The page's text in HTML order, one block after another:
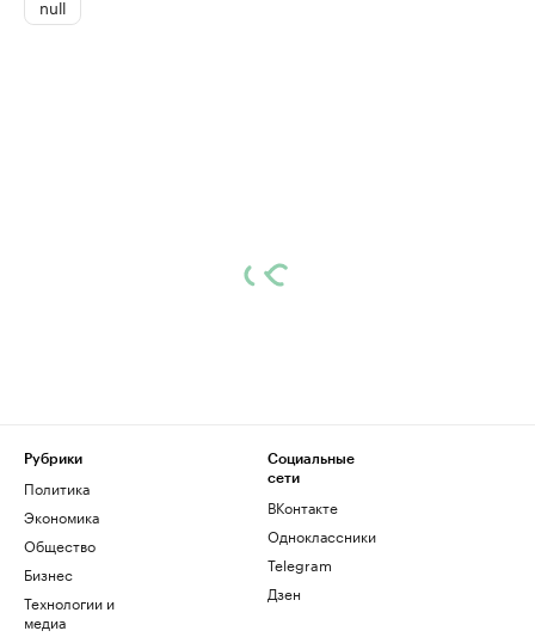
null
Рубрики
Политика
Экономика
Общество
Бизнес
Технологии и
медиа
Социальные
сети
ВКонтакте
Одноклассники
Telegram
Дзен